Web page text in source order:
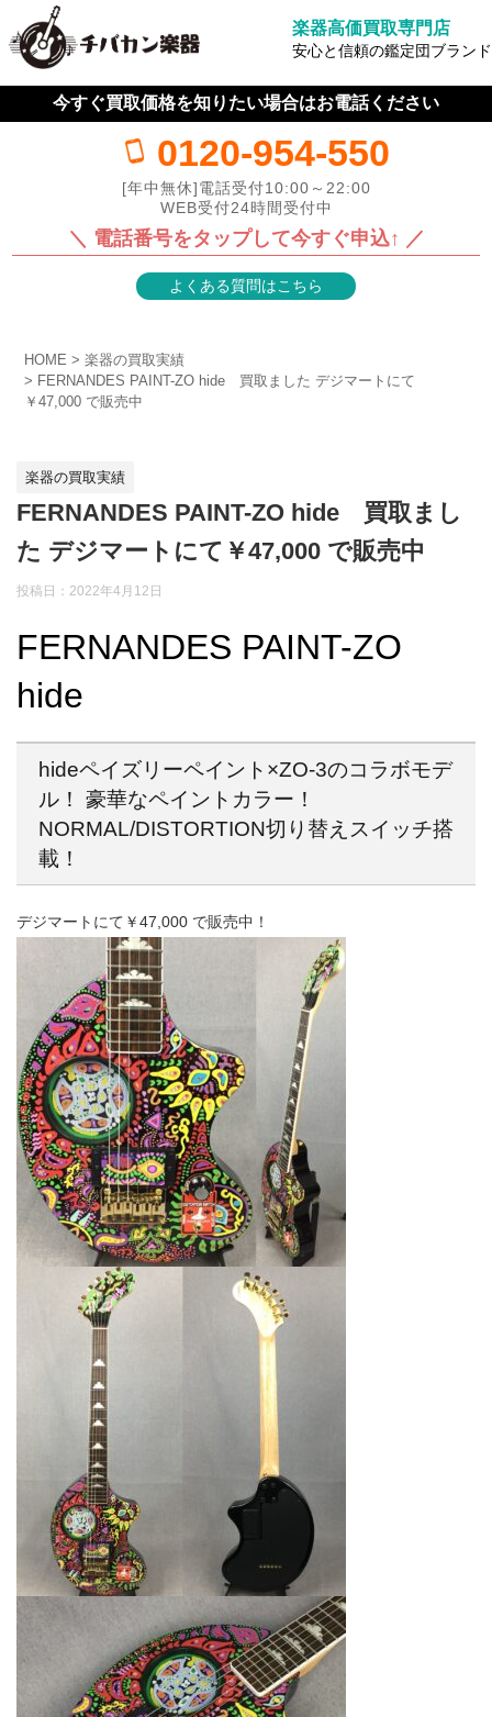
楽器高価買取専門店
安心と信頼の鑑定団ブランド
今すぐ買取価格を知りたい場合はお電話ください
0120-954-550
[年中無休]電話受付10:00～22:00
WEB受付24時間受付中
＼ 電話番号をタップして今すぐ申込↑ ／
よくある質問はこちら
HOME
楽器の買取実績
FERNANDES PAINT-ZO hide 買取ました デジマートにて
￥47,000 で販売中
楽器の買取実績
FERNANDES PAINT-ZO hide 買取まし
た デジマートにて￥47,000 で販売中
投稿日：2022年4月12日
FERNANDES PAINT-ZO
hide
hideペイズリーペイント×ZO-3のコラボモデ
ル！ 豪華なペイントカラー！
NORMAL/DISTORTION切り替えスイッチ搭
載！
デジマートにて￥47,000 で販売中！